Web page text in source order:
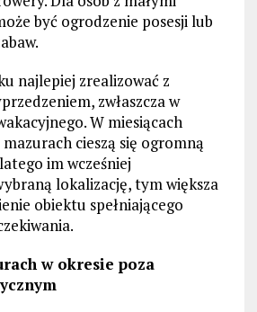
być ogrodzenie posesji lub
najlepiej zrealizować z
zwłaszcza w
W miesiącach
cieszą się ogromną
im wcześniej
lokalizację, tym większa
obiektu spełniającego
w okresie poza